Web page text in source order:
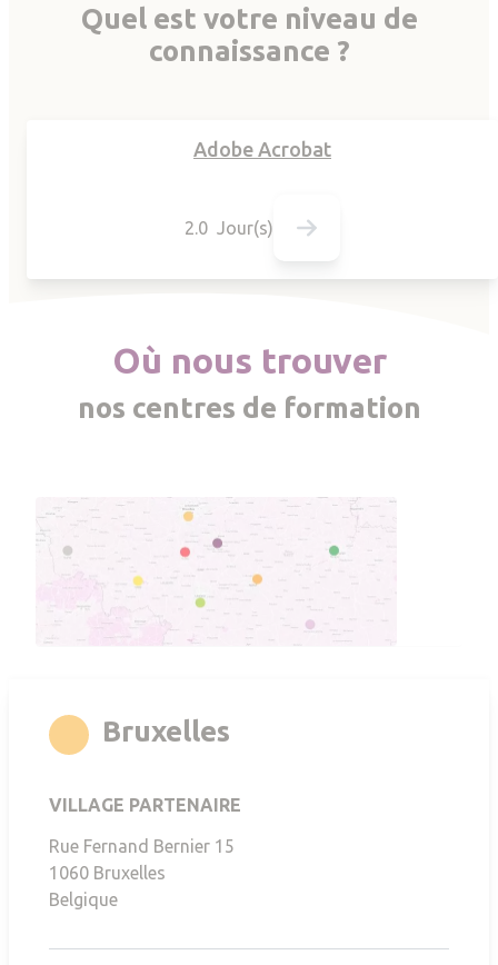
Quel est votre niveau de
connaissance ?
Adobe Acrobat
2.0 Jour(s)
Où nous trouver
nos centres de formation
Bruxelles
VILLAGE PARTENAIRE
Rue Fernand Bernier 15
1060 Bruxelles
Belgique